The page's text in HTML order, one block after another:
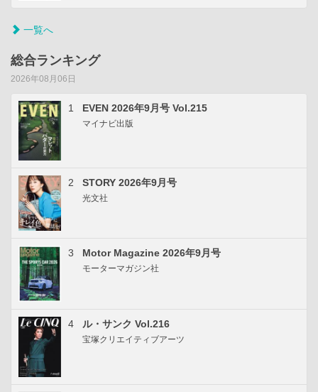
一覧へ
総合ランキング
2026年08月06日
1 EVEN 2026年9月号 Vol.215
マイナビ出版
2 STORY 2026年9月号
光文社
3 Motor Magazine 2026年9月号
モーターマガジン社
4 ル・サンク Vol.216
宝塚クリエイティブアーツ